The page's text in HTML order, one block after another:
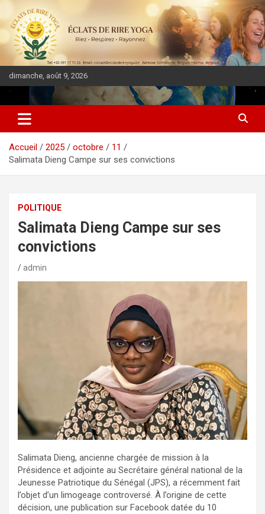
dimanche, août 9, 2026
DIASPORA PULSE
Accueil 2025 octobre
11
Salimata Dieng Campe sur ses convictions
POLITIQUE
Salimata Dieng Campe sur ses
convictions
admin
Salimata Dieng, ancienne chargée de mission à la
Présidence et adjointe au Secrétaire général national de la
Jeunesse Patriotique du Sénégal (JPS), a récemment fait
l’objet d’un limogeage controversé. À l’origine de cette
décision, une publication sur Facebook datée du 10